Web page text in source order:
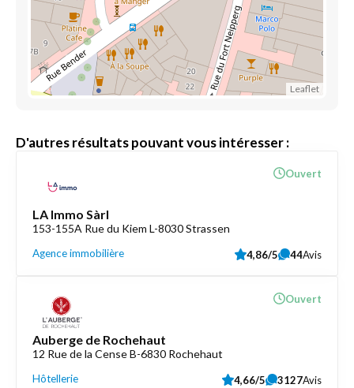
Leaflet
D'autres résultats pouvant vous intéresser :
LA Immo Sàrl
153-155A Rue du Kiem L-8030 Strassen
Agence immobilière
Ouvert
4,86/5 44Avis
Auberge de Rochehaut
12 Rue de la Cense B-6830 Rochehaut
Hôtellerie
Ouvert
4,66/5 3127Avis